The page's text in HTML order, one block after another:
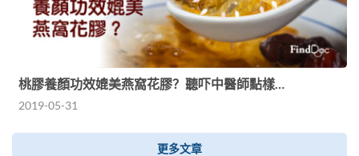
桃膠養顏功效媲美燕窩花膠？聽吓中醫師點樣…
2019-05-31
更多文章